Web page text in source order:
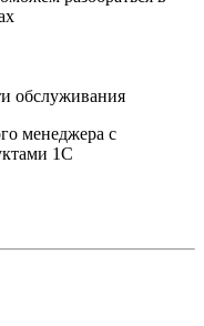
обслуживания
менеджера с
1С